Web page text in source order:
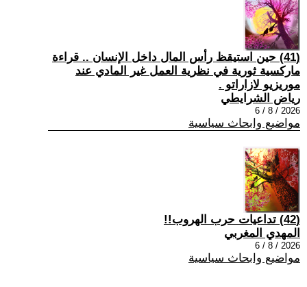
(41) حين استيقظ رأس المال داخل الإنسان .. قراءة
ماركسية ثورية في نظرية العمل غير المادي عند
موريزيو لازاراتو .
رياض الشرايطي
2026 / 8 / 6
مواضيع وابحاث سياسية
(42) تداعيات حرب الهروب!!
المهدي المغربي
2026 / 8 / 6
مواضيع وابحاث سياسية